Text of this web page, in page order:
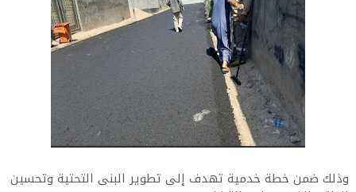
وذلك ضمن خطة خدمية تهدف إلى تطوير البنى التحتية وتحسين